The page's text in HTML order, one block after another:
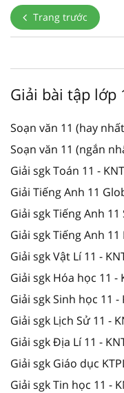
Trang trước
Giải bài tập
Soạn văn 11 (hay
Soạn văn 11 (ngắn
Giải sgk Toán 11 -
Giải Tiếng Anh 11
Giải sgk Tiếng Anh
Giải sgk Tiếng Anh
Giải sgk Vật Lí 11 -
Giải sgk Hóa học 11 -
Giải sgk Sinh học 11 -
Giải sgk Lịch Sử 11 -
Giải sgk Địa Lí 11 -
Giải sgk Giáo dục
Giải sgk Tin học 11 -